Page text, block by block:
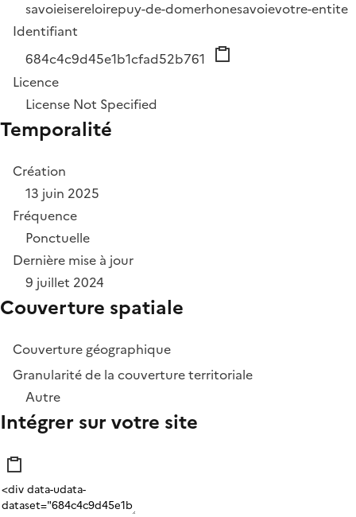
savoieisereloirepuy-de-domerhonesavoievotre-entite
Identifiant
684c4c9d45e1b1cfad52b761
Licence
License Not Specified
Temporalité
Création
13 juin 2025
Fréquence
Ponctuelle
Dernière mise à jour
9 juillet 2024
Couverture spatiale
Couverture géographique
Granularité de la couverture territoriale
Autre
Intégrer sur votre site